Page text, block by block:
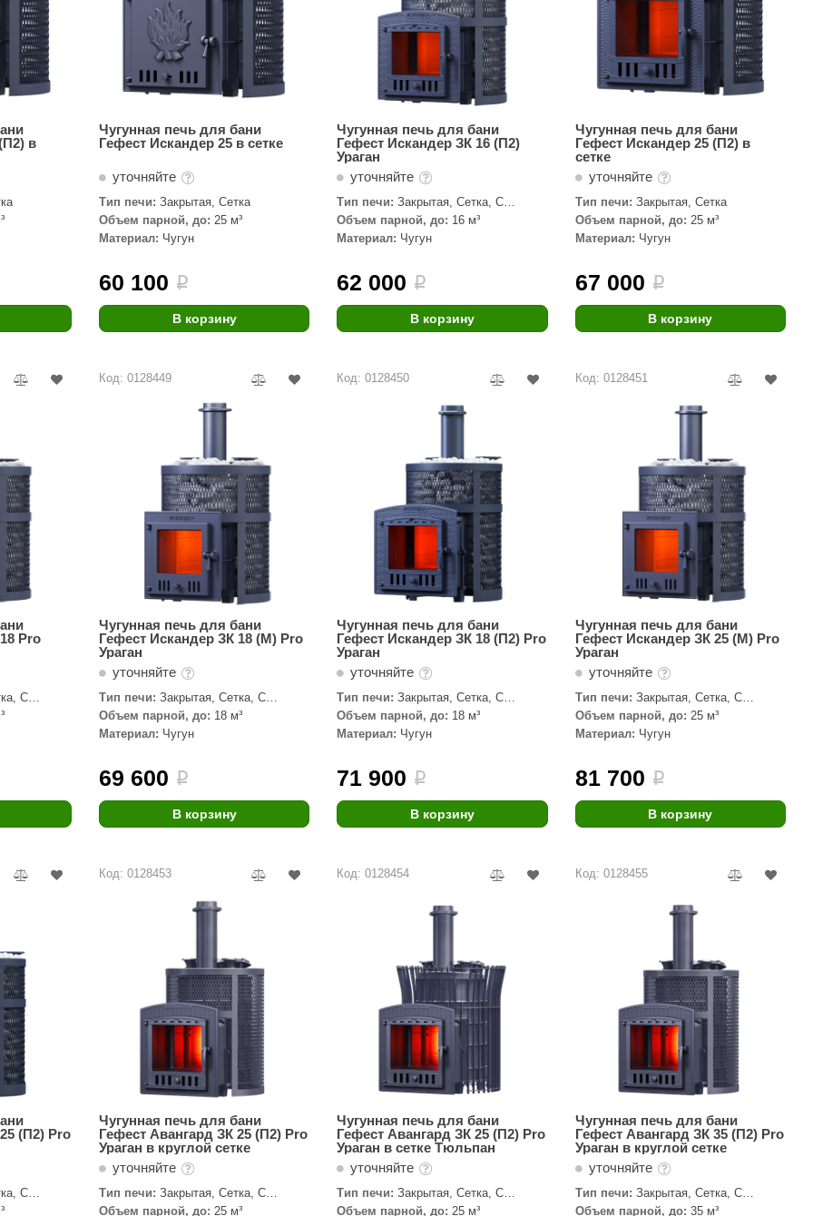
в
Чугунная печь для бани
Гефест Искандер 25 в сетке
уточняйте
Тип печи: Закрытая, Сетка
Объем парной, до: 25 м³
Материал: Чугун
60 100 i
В корзину
Чугунная печь для бани
Гефест Искандер ЗК 16 (П2)
Ураган
уточняйте
Тип печи: Закрытая, Сетка, С
паровой пушкой
Объем парной, до: 16 м³
Материал: Чугун
62 000 i
В корзину
Чугунная печь для бани
Гефест Искандер 25 (П2) в
сетке
уточняйте
Тип печи: Закрытая, Сетка
Объем парной, до: 25 м³
Материал: Чугун
67 000 i
В корзину
Pro
С
Код: 0128449
Чугунная печь для бани
Гефест Искандер ЗК 18 (M) Pro
Ураган
уточняйте
Тип печи: Закрытая, Сетка, С
паровой пушкой
Объем парной, до: 18 м³
Материал: Чугун
69 600 i
В корзину
Код: 0128450
Чугунная печь для бани
Гефест Искандер ЗК 18 (П2) Pro
Ураган
уточняйте
Тип печи: Закрытая, Сетка, С
паровой пушкой
Объем парной, до: 18 м³
Материал: Чугун
71 900 i
В корзину
Код: 0128451
Чугунная печь для бани
Гефест Искандер ЗК 25 (M) Pro
Ураган
уточняйте
Тип печи: Закрытая, Сетка, С
паровой пушкой
Объем парной, до: 25 м³
Материал: Чугун
81 700 i
В корзину
(П2) Pro
С
Код: 0128453
Чугунная печь для бани
Гефест Авангард ЗК 25 (П2) Pro
Ураган в круглой сетке
уточняйте
Тип печи: Закрытая, Сетка, С
паровой пушкой
Объем парной, до: 25 м³
Код: 0128454
Чугунная печь для бани
Гефест Авангард ЗК 25 (П2) Pro
Ураган в сетке Тюльпан
уточняйте
Тип печи: Закрытая, Сетка, С
паровой пушкой
Объем парной, до: 25 м³
Код: 0128455
Чугунная печь для бани
Гефест Авангард ЗК 35 (П2) Pro
Ураган в круглой сетке
уточняйте
Тип печи: Закрытая, Сетка, С
паровой пушкой
Объем парной, до: 35 м³